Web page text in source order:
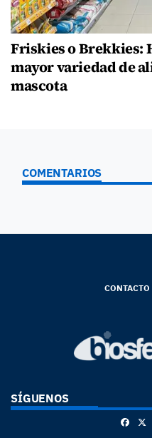
Friskies o Brekkies:
mayor variedad de
mascota
COMENTARIOS
CONTACTO
SÍGUENOS